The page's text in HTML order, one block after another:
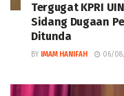
Tergugat KPRI
Sidang Dugaan
Ditunda
BY IMAM HANIFAH 06/